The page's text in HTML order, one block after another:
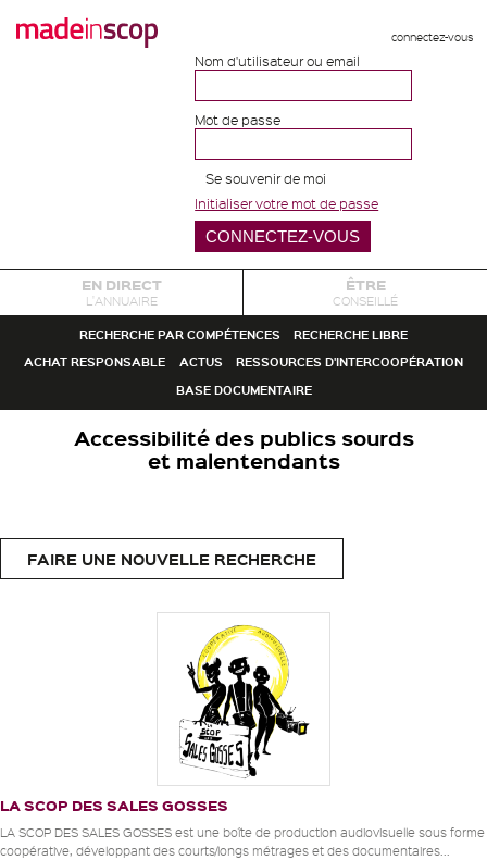
connectez-vous
Nom d'utilisateur ou email
Mot de passe
Se souvenir de moi
Initialiser votre mot de passe
EN DIRECT
L'ANNUAIRE
ÊTRE
CONSEILLÉ
RECHERCHE PAR COMPÉTENCES
RECHERCHE LIBRE
ACHAT RESPONSABLE
ACTUS
RESSOURCES D'INTERCOOPÉRATION
BASE DOCUMENTAIRE
Accessibilité des publics sourds
et malentendants
FAIRE UNE NOUVELLE RECHERCHE
LA SCOP DES SALES GOSSES
LA SCOP DES SALES GOSSES est une boîte de production audiovisuelle sous forme
coopérative, développant des courts/longs métrages et des documentaires...